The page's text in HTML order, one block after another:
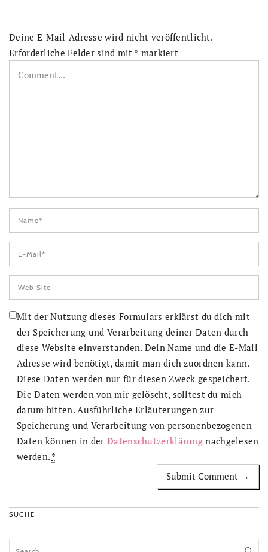
Deine E-Mail-Adresse wird nicht veröffentlicht.
Erforderliche Felder sind mit * markiert
Mit der Nutzung dieses Formulars erklärst du dich mit
der Speicherung und Verarbeitung deiner Daten durch
diese Website einverstanden. Dein Name und die E-Mail
Adresse wird benötigt, damit man dich zuordnen kann.
Diese Daten werden nur für diesen Zweck gespeichert.
Die Daten werden von mir gelöscht, solltest du mich
darum bitten. Ausführliche Erläuterungen zur
Speicherung und Verarbeitung von personenbezogenen
Daten können in derDatenschutzerklärung nachgelesen
werden. *
SUCHE